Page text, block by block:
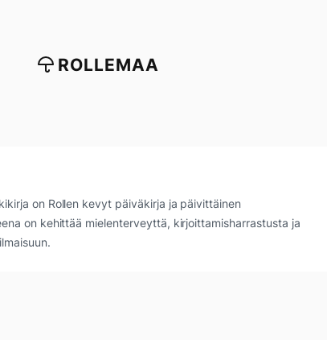
ROLLEMAA
on Rollen kevyt päiväkirja ja päivittäinen
on kehittää mielenterveyttä, kirjoittamisharrastusta ja